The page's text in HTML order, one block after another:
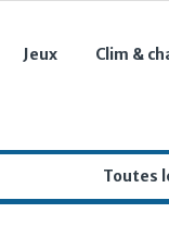
Jeux Clim &